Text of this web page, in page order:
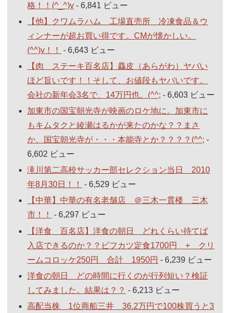
格！！(^_^)v - 6,841 ビュー
【他】クワムラハム 工場直売所 冷凍食品＆ウ
ィンナーが超お買い得です。CMが懐かしい。
(^^)v！！
- 6,643 ビュー
【肉 ステーキ百名店】麤皮（あらがわ）ヤバい
ほど旨いです！！そして、お値段もヤバいです。
会社の新年会3名で、14万円也。(^^; - 6,603 ビュー
加東市の国宝朝光寺が映画のロケ地に。加東市に
もキムタクと綾瀬はるかが来たのかな？？まさ
か、国宝朝光寺が・・・本能寺とか？？？？(^^; -
6,602 ビュー
滝川第二高校サッカー部セレクション当日 2010
年8月30日！！
- 6,529 ビュー
【中華】中華の有名老舗店 ＠三木一貫楼 三木
市！！
- 6,297 ビュー
【洋食 百名店】洋食の朝日 どれくらい待てば
入店できるのか？？ビフカツ定食1700円 + クリ
ームコロッケ250円 合計 1950円 - 6,239 ビュー
洋食の朝日 どの時間に行くのが行列短い？検証
してみました。結果は？？ - 6,213 ビュー
高配当株 1位商船三井 36.2万円で100株買うと3